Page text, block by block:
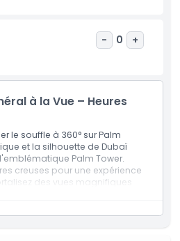
- 0 +
à la Vue – Heures
le souffle à 360° sur Palm
et la silhouette de Dubaï
Palm Tower.
creuses pour une expérience
des vues magnifiques
du soleil.